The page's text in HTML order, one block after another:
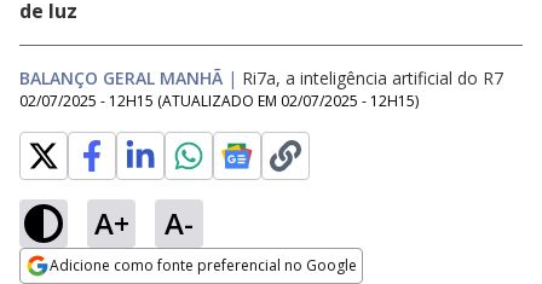
de luz
BALANÇO GERAL MANHÃ | Ri7a, a inteligência artificial do R7
02/07/2025 - 12H15 (ATUALIZADO EM 02/07/2025 - 12H15)
A+ A-
Adicione como fonte preferencial no Google